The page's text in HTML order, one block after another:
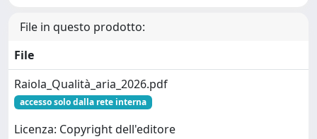
File in questo prodotto:
File
Raiola_Qualità_aria_2026.pdf
accesso solo dalla rete interna
Licenza: Copyright dell'editore